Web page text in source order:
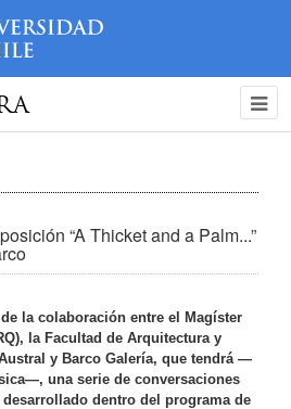
“A Thicket and a Palm...”
la colaboración entre el Magíster
la Facultad de Arquitectura y
y Barco Galería, que tendrá —
una serie de conversaciones
dentro del programa de